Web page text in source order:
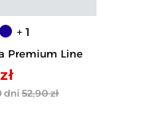
Premium Line
dni52,90 zł
+ 1